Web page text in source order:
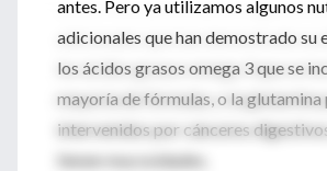
antes. Pero ya utilizamos algunos
adicionales que han demostrado su
los ácidos grasos omega 3 que se
mayoría de fórmulas, o la glutamina
intervenidos por cánceres
tienen mucosidades.